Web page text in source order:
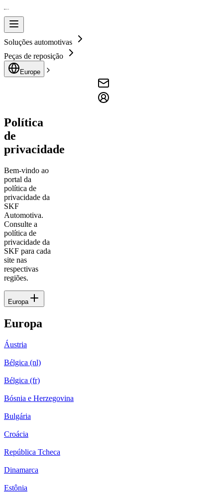
Soluções automotivas
Peças de reposição
Europe
Política
de
privacidade
Bem-vindo ao
portal da
política de
privacidade da
SKF
Automotiva.
Consulte a
política de
privacidade da
SKF para cada
site nas
respectivas
regiões.
Europa
Europa
Áustria
Bélgica (nl)
Bélgica (fr)
Bósnia e Herzegovina
Bulgária
Croácia
República Tcheca
Dinamarca
Estônia